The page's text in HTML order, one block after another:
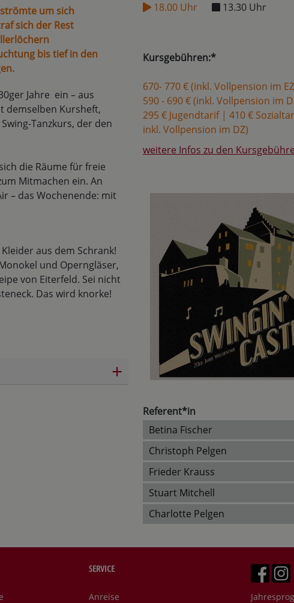
um sich
sich der Rest
bis tief in den
Jahre ein – aus
demselben Kursheft,
Tanzkurs, der den
die Räume für freie
Mitmachen ein. An
– das Wochenende: mit
aus dem Schrank!
und Operngläser,
von Eiterfeld. Sei nicht
Das wird knorke!
+
18.00 Uhr 13.30 Uhr
Kursgebühren:*
670- 770 € (inkl. Vollpension im
590 - 690 € (inkl. Vollpension im
295 € Jugendtarif | 410 €
inkl. Vollpension im DZ)
weitere Infos zu den
Referent*in
Betina Fischer
Christoph Pelgen
Frieder Krauss
Stuart Mitchell
Charlotte Pelgen
SERVICE
Anreise